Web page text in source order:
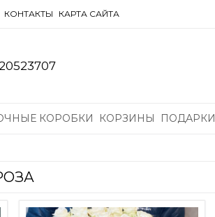
КОНТАКТЫ КАРТА САЙТА
КОРОБКИ КОРЗИНЫ ПОДАРКИ